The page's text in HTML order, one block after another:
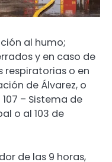
al humo;
y en caso de
respiratorias o en
de Álvarez, o
– Sistema de
o al 103 de
de las 9 horas,